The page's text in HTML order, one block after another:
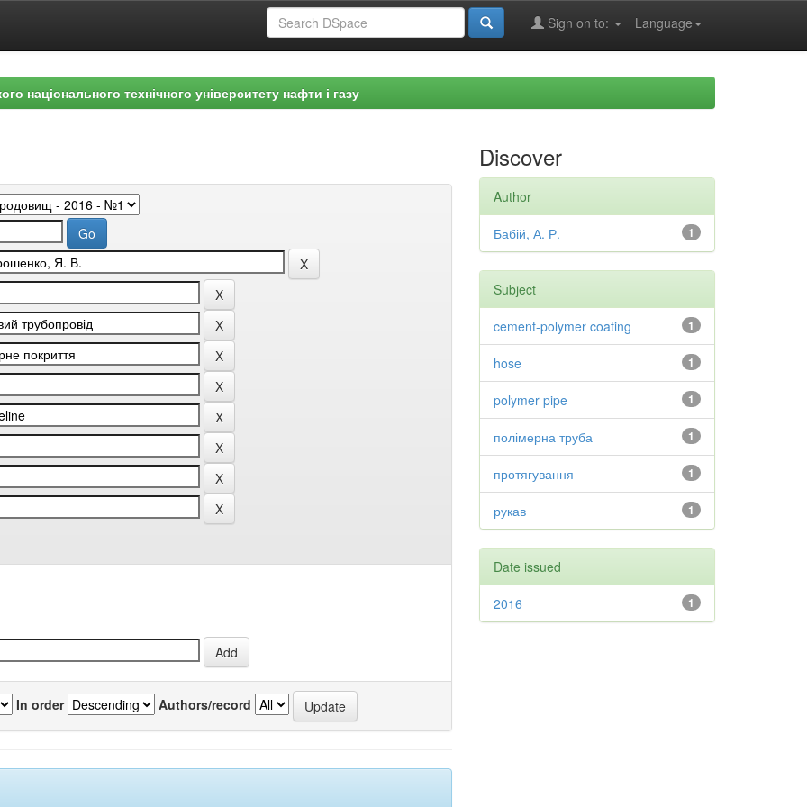
Language
Sign on to:
національного технічного університету нафти і газу
In order Authors/record
Discover
Author
1
Бабій, А. Р.
Subject
1
cement-polymer coating
1
hose
1
polymer pipe
1
полімерна труба
1
протягування
1
рукав
Date issued
1
2016